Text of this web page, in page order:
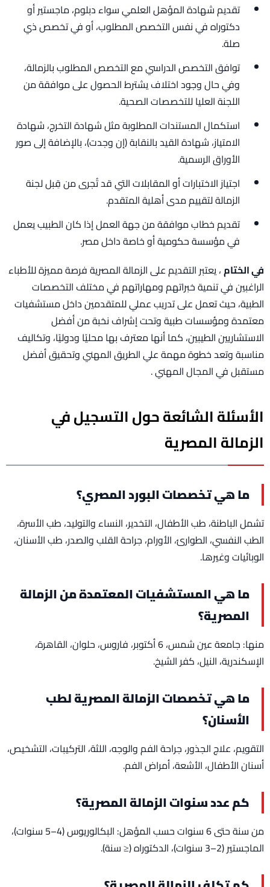
تقديم شهادة المؤهل العلمي سواء دبلوم، ماجستير أو
دكتوراه في نفس التخصص المطلوب، أو في تخصص ذي
صلة.
توافق التخصص الدراسي مع التخصص المطلوب بالزمالة،
وفي حال وجود اختلاف يشترط الحصول على موافقة من
اللجنة العليا للتخصصات الصحية.
استكمال المستندات المطلوبة مثل شهادة التخرج، شهادة
الامتياز، شهادة القيد بالنقابة (إن وجدت)، بالإضافة إلى صور
الأوراق الرسمية.
اجتياز الاختبارات أو المقابلات التي قد تُجرى من قِبل لجنة
الزمالة لتقييم مدى أهلية المتقدم.
تقديم خطاب موافقة من جهة العمل إذا كان الطبيب يعمل
في مؤسسة حكومية أو خاصة داخل مصر.
في الختام، يعتبر التقديم على الزمالة المصرية فرصة مميزة للأطباء
الراغبين في تنمية خبراتهم ومهاراتهم في مختلف التخصصات
الطبية، حيث تعمل على تدريب عملي للمتقدمين داخل مستشفيات
معتمدة ومؤسسات طبية وتحت إشراف نخبة من أفضل
الاستشاريين الطيبين، كما أنها معترف بها محليًا ودوليًا، وتكاليف
مناسبة وتعد خطوة مهمة علي الطريق المهني وتحقيق أفضل
مستقبل في المجال المهني .
الأسئلة الشائعة حول التسجيل في
الزمالة المصرية
ما هي تخصصات البورد المصري؟
تشمل الباطنة، طب الأطفال، التخدير، النساء والتوليد، طب الأسرة،
الطب النفسي، الطوارئ، الأورام، جراحة القلب والصدر، طب الأسنان،
الوبائيات وغيرها.
ما هي المستشفيات المعتمدة من الزمالة
المصرية؟
منها: جامعة عين شمس، 6 أكتوبر، فاروس، حلوان، القاهرة،
الإسكندرية، النيل، كفر الشيخ.
ما هي تخصصات الزمالة المصرية لطب
الأسنان؟
التقويم، علاج الجذور، جراحة الفم والوجه، اللثة، التركيبات، التشخيص،
أسنان الأطفال، الأشعة، أمراض الفم.
كم عدد سنوات الزمالة المصرية؟
من سنة حتى 6 سنوات حسب المؤهل: البكالوريوس (4–5 سنوات)،
الماجستير (2–3 سنوات)، الدكتوراه (≤ سنة).